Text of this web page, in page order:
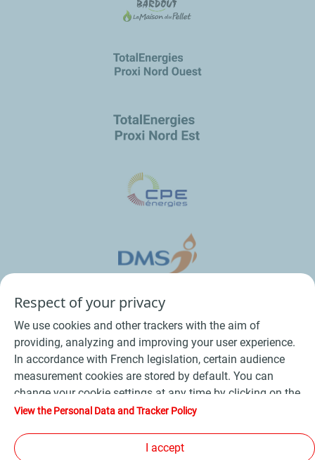
Conditions Générales de Vente Bois
Conditions Générales d’Utilisation
Respect of your privacy
We use cookies and other trackers with the aim of
providing, analyzing and improving your user experience.
In accordance with French legislation, certain audience
measurement cookies are stored by default. You can
change your cookie settings at any time by clicking on the
"Manage my cookies" button. By clicking on the "Accept"
device. If you click on "Decline", only the technical cookies
View the Personal Data and Tracker Policy
I accept